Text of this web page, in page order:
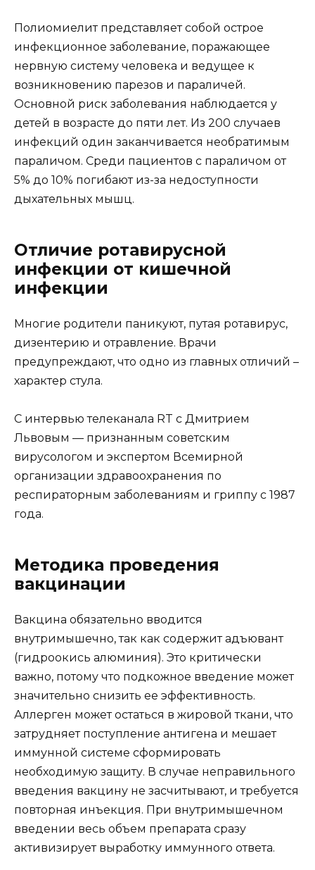
Полиомиелит представляет собой острое
инфекционное заболевание, поражающее
нервную систему человека и ведущее к
возникновению парезов и параличей.
Основной риск заболевания наблюдается у
детей в возрасте до пяти лет. Из 200 случаев
инфекций один заканчивается необратимым
параличом. Среди пациентов с параличом от
5% до 10% погибают из-за недоступности
дыхательных мышц.
Отличие ротавирусной
инфекции от кишечной
инфекции
Многие родители паникуют, путая ротавирус,
дизентерию и отравление. Врачи
предупреждают, что одно из главных отличий –
характер стула.
С интервью телеканала RT с Дмитрием
Львовым — признанным советским
вирусологом и экспертом Всемирной
организации здравоохранения по
респираторным заболеваниям и гриппу с 1987
года.
Методика проведения
вакцинации
Вакцина обязательно вводится
внутримышечно, так как содержит адъювант
(гидроокись алюминия). Это критически
важно, потому что подкожное введение может
значительно снизить ее эффективность.
Аллерген может остаться в жировой ткани, что
затрудняет поступление антигена и мешает
иммунной системе сформировать
необходимую защиту. В случае неправильного
введения вакцину не засчитывают, и требуется
повторная инъекция. При внутримышечном
введении весь объем препарата сразу
активизирует выработку иммунного ответа.